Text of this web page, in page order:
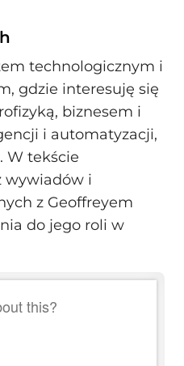
technologicznym i
gdzie interesuję się
biznesem i
i automatyzacji,
W tekście
wywiadów i
z Geoffreyem
do jego roli w